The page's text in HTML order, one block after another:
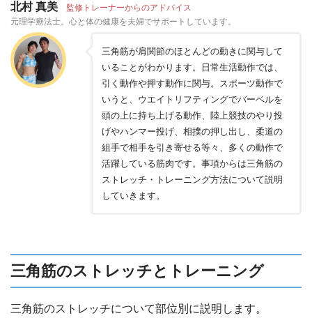
北村 真美 監修トレーナーからのアドバイス
元理学療法士。心と体の健康を夫婦でサポートしています。
三角筋が肩関節のほとんどの動きに関与して
いることがわかります。日常生活動作では、
引く動作や押す動作に関与。スポーツ動作で
いうと、ウエイトリフティングでバーベルを
頭の上に持ち上げる動作、陸上競技のやり投
げやハンマー投げ、相撲の押し出し、柔道の
組手で相手を引き寄せる等々、多くの動作で
活躍している筋肉です。事項からは三角筋の
ストレッチ・トレーニング方法について説明
していきます。
三角筋のストレッチとトレーニング
三角筋のストレッチについて部位別に説明します。